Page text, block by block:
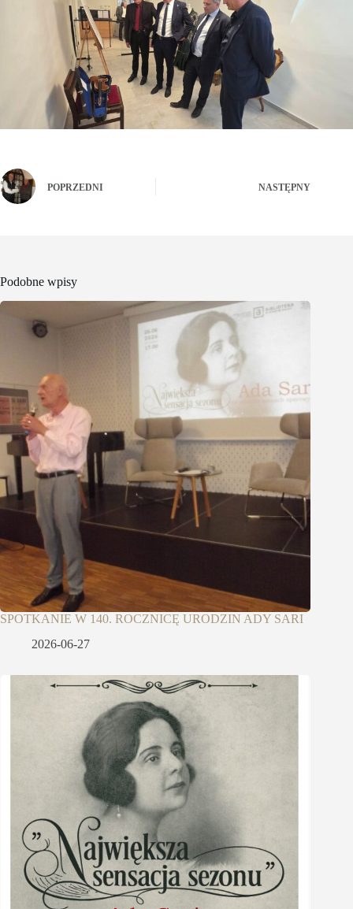
POPRZEDNI NASTĘPNY
Podobne wpisy
SPOTKANIE W 140. ROCZNICĘ URODZIN ADY SARI
2026-06-27